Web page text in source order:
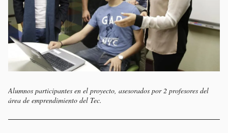
Alumnos participantes en el proyecto, asesorados por 2 profesores del
área de emprendimiento del Tec.